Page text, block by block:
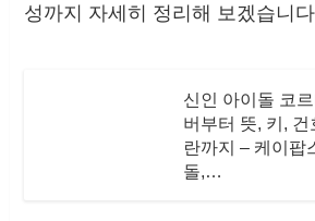
성까지 자세히 정리해 보겠습니
신인 아이돌 코
버부터 뜻, 키,
란까지 – 케이팝
돌,…